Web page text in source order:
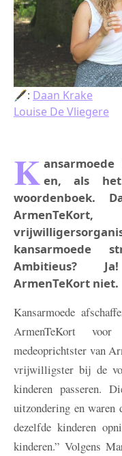
🖋: Daan Krake
Louise De Vliegere
K en, als
woordenboek.
kansarmoede
Ambitieus?
ArmenTeKort niet.
Kansarmoede
ArmenTeKort
medeoprichtster van
vrijwilligster bij de
kinderen passeren.
uitzondering en waren
dezelfde kinderen
kinderen.” Volgens